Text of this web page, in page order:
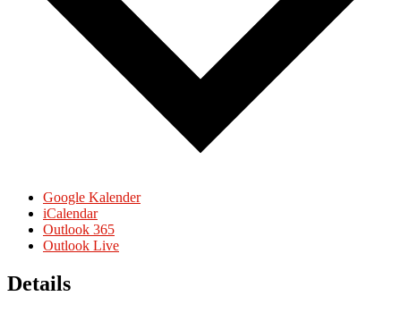
Google Kalender
iCalendar
Outlook 365
Outlook Live
Details